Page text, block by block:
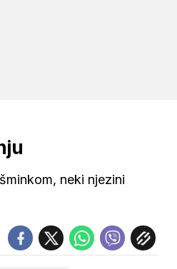
neki njezini